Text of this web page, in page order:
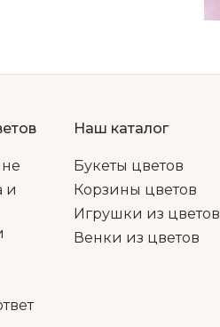
и
Наш каталог
Букеты цветов
Корзины цветов
Игрушки из цветов
Венки из цветов